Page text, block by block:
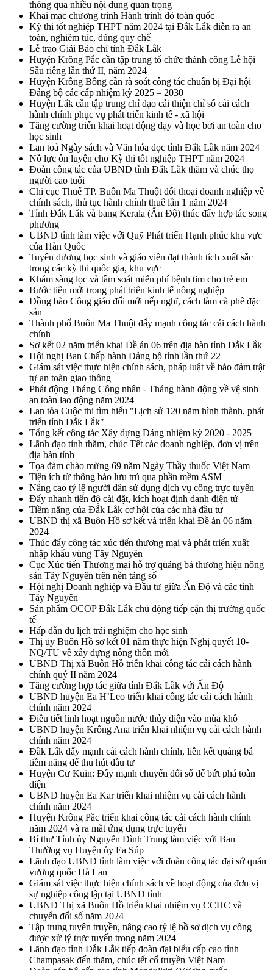
thông qua nhiều nội dung quan trọng
Khai mạc chương trình Hành trình đỏ toàn quốc
Kỳ thi tốt nghiệp THPT năm 2024 tại Đắk Lắk diễn ra an
toàn, nghiêm túc, đúng quy chế
Lễ trao Giải Báo chí tỉnh Đắk Lắk
Huyện Krông Pắc cần tập trung tổ chức thành công Lễ hội
Sầu riêng lần thứ II, năm 2024
Huyện Krông Bông cần rà soát công tác chuẩn bị Đại hội
Đảng bộ các cấp nhiệm kỳ 2025 – 2030
Huyện Lắk cần tập trung chỉ đạo cải thiện chỉ số cải cách
hành chính phục vụ phát triển kinh tế - xã hội
Tăng cường triển khai hoạt động dạy và học bơi an toàn cho
học sinh
Lan toả Ngày sách và Văn hóa đọc tỉnh Đắk Lắk năm 2024
Nỗ lực ôn luyện cho Kỳ thi tốt nghiệp THPT năm 2024
Đoàn công tác của UBND tỉnh Đắk Lắk thăm và chúc thọ
người cao tuổi
Chi cục Thuế TP. Buôn Ma Thuột đối thoại doanh nghiệp về
chính sách, thủ tục hành chính thuế lần 1 năm 2024
Tỉnh Đắk Lắk và bang Kerala (Ấn Độ) thúc đẩy hợp tác song
phương
UBND tỉnh làm việc với Quỹ Phát triển Hạnh phúc khu vực
của Hàn Quốc
Tuyên dương học sinh và giáo viên đạt thành tích xuất sắc
trong các kỳ thi quốc gia, khu vực
Khám sàng lọc và tầm soát miễn phí bệnh tim cho trẻ em
Bước tiến mới trong phát triển kinh tế nông nghiệp
Đồng bào Công giáo đổi mới nếp nghĩ, cách làm cà phê đặc
sản
Thành phố Buôn Ma Thuột đẩy mạnh công tác cải cách hành
chính
Sơ kết 02 năm triển khai Đề án 06 trên địa bàn tỉnh Đắk Lắk
Hội nghị Ban Chấp hành Đảng bộ tỉnh lần thứ 22
Giám sát việc thực hiện chính sách, pháp luật về bảo đảm trật
tự an toàn giao thông
Phát động Tháng Công nhân - Tháng hành động về vệ sinh
an toàn lao động năm 2024
Lan tỏa Cuộc thi tìm hiểu "Lịch sử 120 năm hình thành, phát
triển tỉnh Đắk Lắk"
Tổng kết công tác Xây dựng Đảng nhiệm kỳ 2020 - 2025
Lãnh đạo tỉnh thăm, chúc Tết các doanh nghiệp, đơn vị trên
địa bàn tỉnh
Tọa đàm chào mừng 69 năm Ngày Thầy thuốc Việt Nam
Tiện ích từ thông báo lưu trú qua phần mềm ASM
Nâng cao tỷ lệ người dân sử dụng dịch vụ công trực tuyến
Đẩy nhanh tiến độ cài đặt, kích hoạt định danh điện tử
Tiềm năng của Đắk Lắk cơ hội của các nhà đầu tư
UBND thị xã Buôn Hồ sơ kết và triển khai Đề án 06 năm
2024
Thúc đẩy công tác xúc tiến thương mại và phát triển xuất
nhập khẩu vùng Tây Nguyên
Cục Xúc tiến Thương mại hỗ trợ quảng bá thương hiệu nông
sản Tây Nguyên trên nền tảng số
Hội nghị Doanh nghiệp và Đầu tư giữa Ấn Độ và các tỉnh
Tây Nguyên
Sản phẩm OCOP Đắk Lắk chủ động tiếp cận thị trường quốc
tế
Hấp dẫn du lịch trải nghiệm cho học sinh
Thị ủy Buôn Hồ sơ kết 01 năm thực hiện Nghị quyết 10-
NQ/TU về xây dựng nông thôn mới
UBND Thị xã Buôn Hồ triển khai công tác cải cách hành
chính quý II năm 2024
Tăng cường hợp tác giữa tỉnh Đắk Lắk với Ấn Độ
UBND huyện Ea H’Leo triển khai công tác cải cách hành
chính năm 2024
Điều tiết linh hoạt nguồn nước thủy điện vào mùa khô
UBND huyện Krông Ana triển khai nhiệm vụ cải cách hành
chính năm 2024
Đắk Lắk đẩy mạnh cải cách hành chính, liên kết quảng bá
tiềm năng để thu hút đầu tư
Huyện Cư Kuin: Đẩy mạnh chuyển đổi số để bứt phá toàn
diện
UBND huyện Ea Kar triển khai nhiệm vụ cải cách hành
chính năm 2024
Huyện Krông Pắc triển khai công tác cải cách hành chính
năm 2024 và ra mắt ứng dụng trực tuyến
Bí thư Tỉnh ủy Nguyễn Đình Trung làm việc với Ban
Thường vụ Huyện ủy Ea Súp
Lãnh đạo UBND tỉnh làm việc với đoàn công tác đại sứ quán
vương quốc Hà Lan
Giám sát việc thực hiện chính sách về hoạt động của đơn vị
sự nghiệp công lập tại UBND tỉnh
UBND Thị xã Buôn Hồ triển khai nhiệm vụ CCHC và
chuyển đổi số năm 2024
Tập trung tuyên truyền, nâng cao tỷ lệ hồ sơ dịch vụ công
được xử lý trực tuyến trong năm 2024
Lãnh đạo tỉnh Đắk Lắk tiếp đoàn đại biểu cấp cao tỉnh
Champasak đến thăm, chúc tết cổ truyền Việt Nam